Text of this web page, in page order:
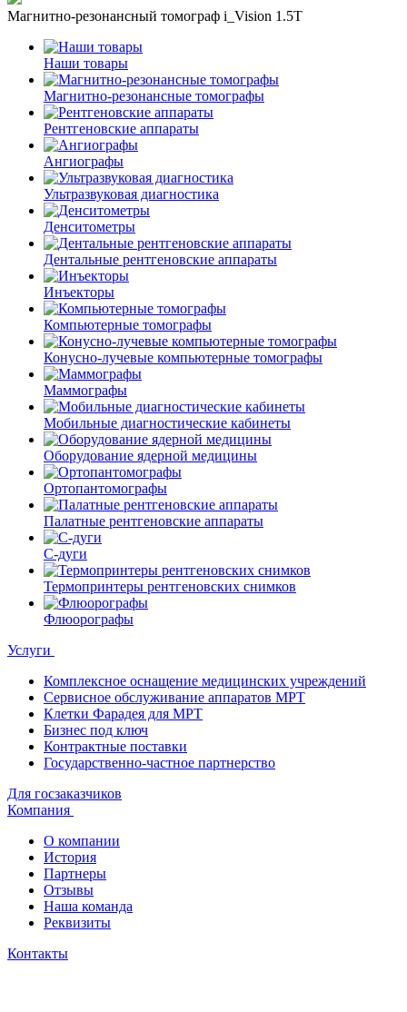
Магнитно-резонансный томограф i_Vision 1.5T
Наши товары
Магнитно-резонансные томографы
Рентгеновские аппараты
Ангиографы
Ультразвуковая диагностика
Денситометры
Дентальные рентгеновские аппараты
Инъекторы
Компьютерные томографы
Конусно-лучевые компьютерные томографы
Маммографы
Мобильные диагностические кабинеты
Оборудование ядерной медицины
Ортопантомографы
Палатные рентгеновские аппараты
С-дуги
Термопринтеры рентгеновских снимков
Флюорографы
Услуги
Комплексное оснащение медицинских учреждений
Сервисное обслуживание аппаратов МРТ
Клетки Фарадея для МРТ
Бизнес под ключ
Контрактные поставки
Государственно-частное партнерство
Для госзаказчиков
Компания
О компании
История
Партнеры
Отзывы
Наша команда
Реквизиты
Контакты